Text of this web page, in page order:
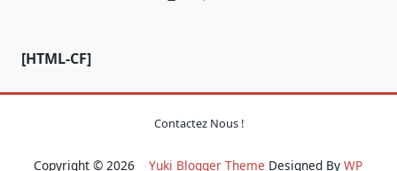
[HTML-CF]
Contactez Nous !
Copyright © 2026 Yuki Blogger Theme Designed By WP